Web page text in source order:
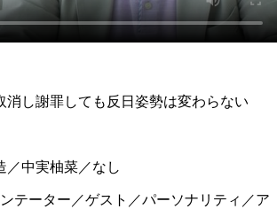
消し謝罪しても反日姿勢は変わらない
／中実柚菜／なし
テーター／ゲスト／パーソナリティ／ア